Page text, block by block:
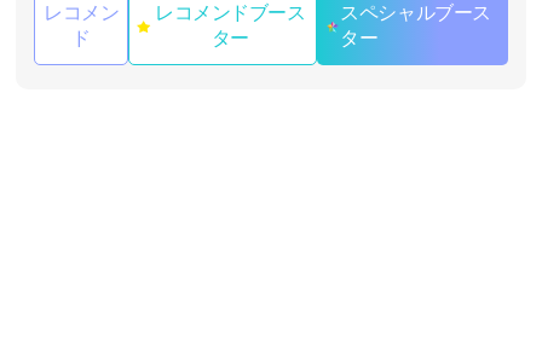
レコメン
ド
レコメンドブース
ター
スペシャルブース
ター